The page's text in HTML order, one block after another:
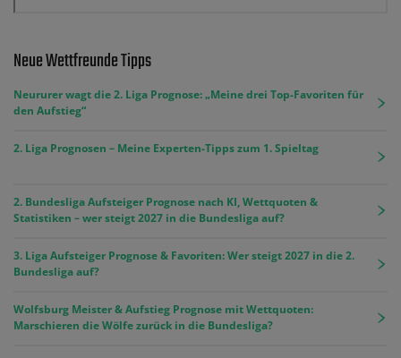
Neue Wettfreunde Tipps
Neururer wagt die 2. Liga Prognose: „Meine drei Top-Favoriten für
den Aufstieg“
2. Liga Prognosen – Meine Experten-Tipps zum 1. Spieltag
2. Bundesliga Aufsteiger Prognose nach KI, Wettquoten &
Statistiken – wer steigt 2027 in die Bundesliga auf?
3. Liga Aufsteiger Prognose & Favoriten: Wer steigt 2027 in die 2.
Bundesliga auf?
Wolfsburg Meister & Aufstieg Prognose mit Wettquoten:
Marschieren die Wölfe zurück in die Bundesliga?